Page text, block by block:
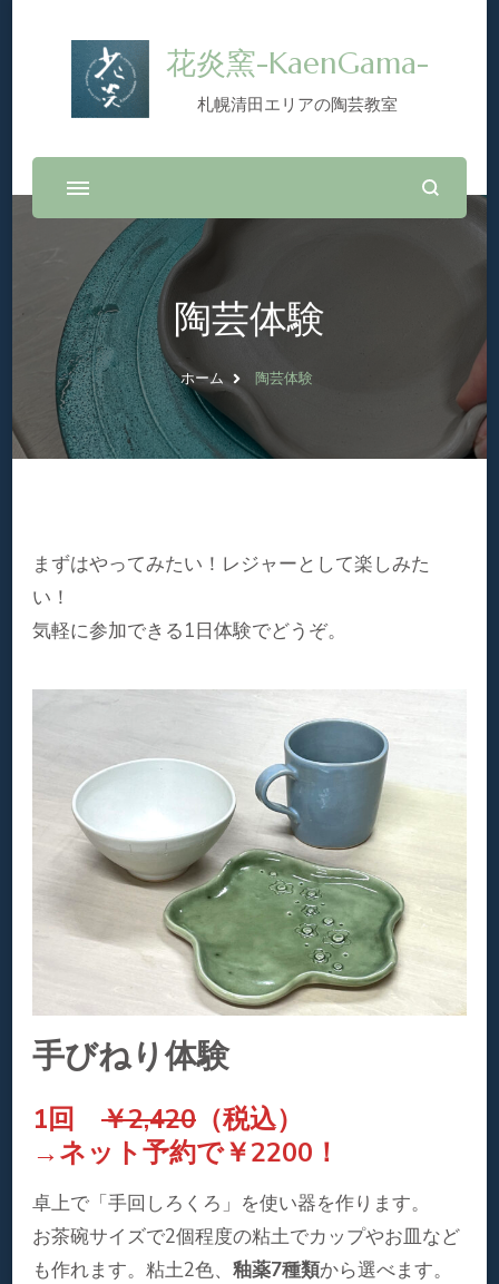
花炎窯-KaenGama-
札幌清田エリアの陶芸教室
陶芸体験
ホーム 陶芸体験
まずはやってみたい！レジャーとして楽しみた
い！
気軽に参加できる1日体験でどうぞ。
手びねり体験
1回 ￥2,420 （税込）
→ネット予約で￥2200！
卓上で「手回しろくろ」を使い器を作ります。
お茶碗サイズで2個程度の粘土でカップやお皿など
も作れます。粘土2色、 釉薬7種類から選べます。